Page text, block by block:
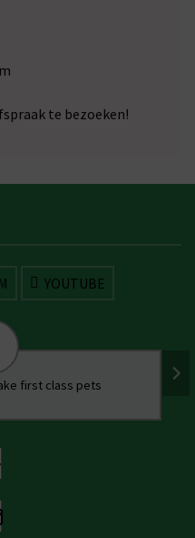
te bezoeken!
YOUTUBE
first class pets